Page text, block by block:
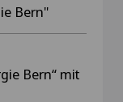
Bern"
Bern“ mit